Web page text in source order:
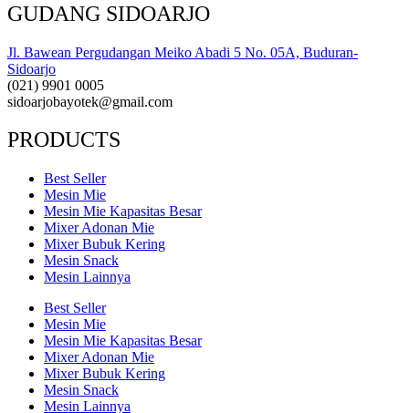
GUDANG SIDOARJO
Jl. Bawean Pergudangan Meiko Abadi 5 No. 05A, Buduran-
Sidoarjo
(021) 9901 0005
sidoarjobayotek@gmail.com
PRODUCTS
Best Seller
Mesin Mie
Mesin Mie Kapasitas Besar
Mixer Adonan Mie
Mixer Bubuk Kering
Mesin Snack
Mesin Lainnya
Best Seller
Mesin Mie
Mesin Mie Kapasitas Besar
Mixer Adonan Mie
Mixer Bubuk Kering
Mesin Snack
Mesin Lainnya